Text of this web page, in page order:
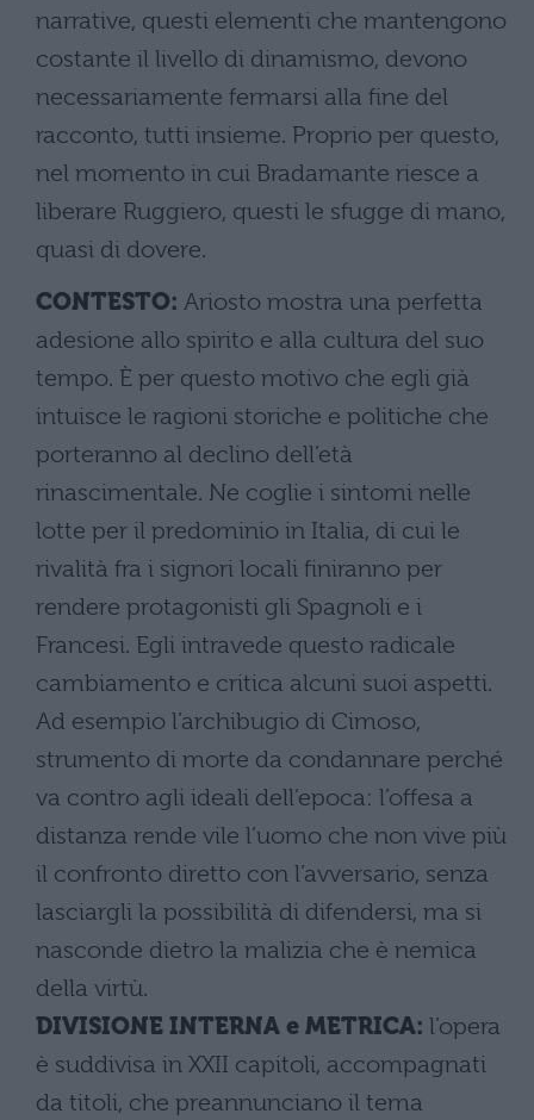
narrative, questi elementi che mantengono
costante il livello di dinamismo, devono
necessariamente fermarsi alla fine del
racconto, tutti insieme. Proprio per questo,
nel momento in cui Bradamante riesce a
liberare Ruggiero, questi le sfugge di mano,
quasi di dovere.
CONTESTO: Ariosto mostra una perfetta
adesione allo spirito e alla cultura del suo
tempo. È per questo motivo che egli già
intuisce le ragioni storiche e politiche che
porteranno al declino dell’età
rinascimentale. Ne coglie i sintomi nelle
lotte per il predominio in Italia, di cui le
rivalità fra i signori locali finiranno per
rendere protagonisti gli Spagnoli e i
Francesi. Egli intravede questo radicale
cambiamento e critica alcuni suoi aspetti.
Ad esempio l’archibugio di Cimoso,
strumento di morte da condannare perché
va contro agli ideali dell’epoca: l’offesa a
distanza rende vile l’uomo che non vive più
il confronto diretto con l’avversario, senza
lasciargli la possibilità di difendersi, ma si
nasconde dietro la malizia che è nemica
della virtù.
DIVISIONE INTERNA e METRICA: l’opera
è suddivisa in XXII capitoli, accompagnati
da titoli, che preannunciano il tema